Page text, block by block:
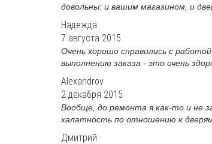
довольны: и вашим магазином, и
Надежда
7 августа 2015
Очень хорошо справились с
выполнению заказа - это очень
Alexandrov
2 декабря 2015
Вообще, до ремонта я как-то и не
халатность по отношению к
Дмитрий